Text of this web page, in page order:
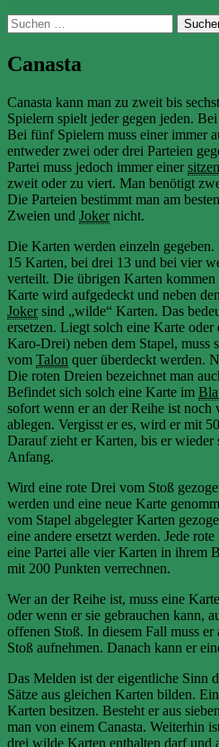
Suchen
nach:
Canasta
Canasta kann man zu zweit bis
Spielern spielt jeder gegen jeden.
Bei fünf Spielern muss einer immer
entweder zwei oder drei Parteien
Partei muss jedoch immer einersitzen
zweit oder zu viert. Man benötigt
Die Parteien bestimmt man am
Zweien und Jokernicht.
Die Karten werden einzeln
15 Karten, bei drei 13 und bei vier
verteilt. Die übrigen Karten kommen
Karte wird aufgedeckt und neben
Jokersind „wilde“ Karten. Das
ersetzen. Liegt solch eine Karte
Karo-Drei) neben dem Stapel, muss
vom Talon quer überdeckt werden.
Die roten Dreien bezeichnet man
Befindet sich solch eine Karte im
sofort wenn er an der Reihe ist
ablegen. Vergisst er es, wird er mit
Darauf zieht er Karten, bis er
Anfang.
Wird eine rote Drei vom Stoß
werden und eine neue Karte
vom Stapel abgelegter Karten
eine andere ersetzt werden. Jede
eine Partei alle vier Karten in ihrem
mit 200 Punkten verrechnen.
Wer an der Reihe ist, muss eine
oder wenn er sie gebrauchen kann,
offenen Stoß. In diesem Fall muss er
Stoß aufnehmen. Danach kann er
Das Melden ist der eigentliche Sinn
Sätze aus gleichen Karten bilden. Ein
Karten besitzen. Besteht er aus
man von einem Canasta. Weiterhin
drei wilde Karten enthalten darf und